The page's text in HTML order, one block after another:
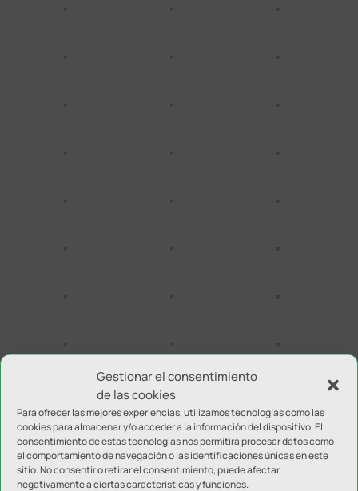
Gestionar el consentimiento
de las cookies
Para ofrecer las mejores experiencias, utilizamos tecnologías como las
cookies para almacenar y/o acceder a la información del dispositivo. El
consentimiento de estas tecnologías nos permitirá procesar datos como
el comportamiento de navegación o las identificaciones únicas en este
sitio. No consentir o retirar el consentimiento, puede afectar
negativamente a ciertas características y funciones.